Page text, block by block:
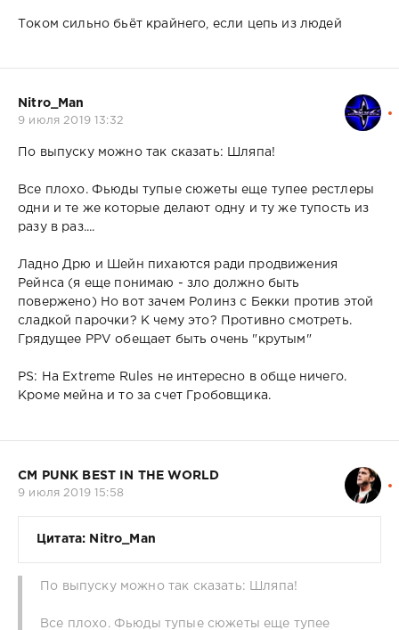
Током сильно бьёт крайнего, если цепь из людей
Nitro_Man
9 июля 2019 13:32
По выпуску можно так сказать: Шляпа!
Все плохо. Фьюды тупые сюжеты еще тупее рестлеры
одни и те же которые делают одну и ту же тупость из
разу в раз....
Ладно Дрю и Шейн пихаются ради продвижения
Рейнса (я еще понимаю - зло должно быть
повержено) Но вот зачем Ролинз с Бекки против этой
сладкой парочки? К чему это? Противно смотреть.
Грядущее PPV обещает быть очень "крутым"
PS: На Extreme Rules не интересно в обще ничего.
Кроме мейна и то за счет Гробовщика.
CM PUNK BEST IN THE WORLD
9 июля 2019 15:58
Цитата: Nitro_Man
По выпуску можно так сказать: Шляпа!
Все плохо. Фьюды тупые сюжеты еще тупее